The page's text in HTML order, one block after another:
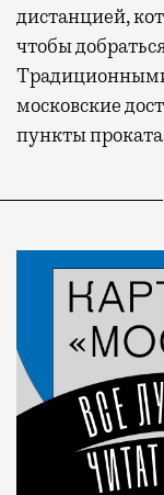
дистанцией,
чтобы
московские
пункты